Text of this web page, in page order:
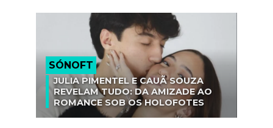
SÓNOFT
JULIA PIMENTEL E CAUÃ SOUZA
REVELAM TUDO: DA AMIZADE AO
ROMANCE SOB OS HOLOFOTES